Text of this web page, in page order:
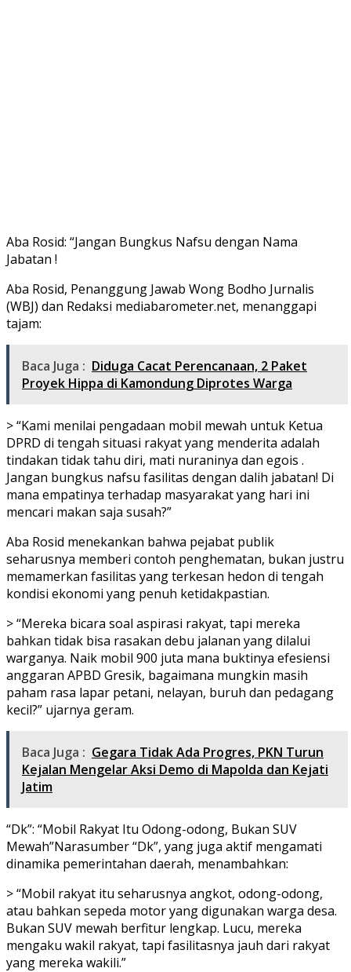
Aba Rosid: “Jangan Bungkus Nafsu dengan Nama
Jabatan !
Aba Rosid, Penanggung Jawab Wong Bodho Jurnalis
(WBJ) dan Redaksi mediabarometer.net, menanggapi
tajam:
Baca Juga : Diduga Cacat Perencanaan, 2 Paket
Proyek Hippa di Kamondung Diprotes Warga
> “Kami menilai pengadaan mobil mewah untuk Ketua
DPRD di tengah situasi rakyat yang menderita adalah
tindakan tidak tahu diri, mati nuraninya dan egois .
Jangan bungkus nafsu fasilitas dengan dalih jabatan! Di
mana empatinya terhadap masyarakat yang hari ini
mencari makan saja susah?”
Aba Rosid menekankan bahwa pejabat publik
seharusnya memberi contoh penghematan, bukan justru
memamerkan fasilitas yang terkesan hedon di tengah
kondisi ekonomi yang penuh ketidakpastian.
> “Mereka bicara soal aspirasi rakyat, tapi mereka
bahkan tidak bisa rasakan debu jalanan yang dilalui
warganya. Naik mobil 900 juta mana buktinya efesiensi
anggaran APBD Gresik, bagaimana mungkin masih
paham rasa lapar petani, nelayan, buruh dan pedagang
kecil?” ujarnya geram.
Baca Juga : Gegara Tidak Ada Progres, PKN Turun
Kejalan Mengelar Aksi Demo di Mapolda dan Kejati
Jatim
“Dk”: “Mobil Rakyat Itu Odong-odong, Bukan SUV
Mewah”Narasumber “Dk”, yang juga aktif mengamati
dinamika pemerintahan daerah, menambahkan:
> “Mobil rakyat itu seharusnya angkot, odong-odong,
atau bahkan sepeda motor yang digunakan warga desa.
Bukan SUV mewah berfitur lengkap. Lucu, mereka
mengaku wakil rakyat, tapi fasilitasnya jauh dari rakyat
yang mereka wakili.”